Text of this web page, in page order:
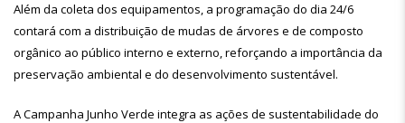
Além da coleta dos equipamentos, a programação do dia 24/6
contará com a distribuição de mudas de árvores e de composto
orgânico ao público interno e externo, reforçando a importância da
preservação ambiental e do desenvolvimento sustentável.
A Campanha Junho Verde integra as ações de sustentabilidade do